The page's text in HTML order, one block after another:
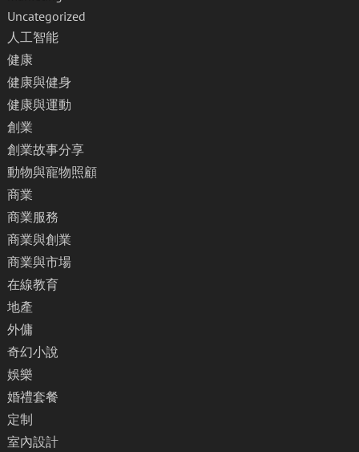
Uncategorized
人工智能
健康
健康與健身
健康與運動
創業
創業故事分享
動物與寵物照顧
商業
商業服務
商業與創業
商業與市場
在線教育
地產
外傭
奇幻小說
娛樂
婚禮套餐
定制
室內設計